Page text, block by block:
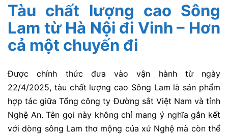
Tàu chất lượng cao Sông
Lam từ Hà Nội đi Vinh – Hơn
cả một chuyến đi
Được chính thức đưa vào vận hành từ ngày
22/4/2025, tàu chất lượng cao Sông Lam là sản phẩm
hợp tác giữa Tổng công ty Đường sắt Việt Nam và tỉnh
Nghệ An. Tên gọi này không chỉ mang ý nghĩa gắn kết
với dòng sông Lam thơ mộng của xứ Nghệ mà còn thể